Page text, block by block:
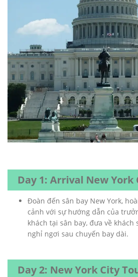
Day 1: Arrival New York
Đoàn đến sân bay New York,
cảnh với sự hướng dẫn của
khách tại sân bay, đưa về khách
nghỉ ngơi sau chuyến bay dài.
Day 2: New York City